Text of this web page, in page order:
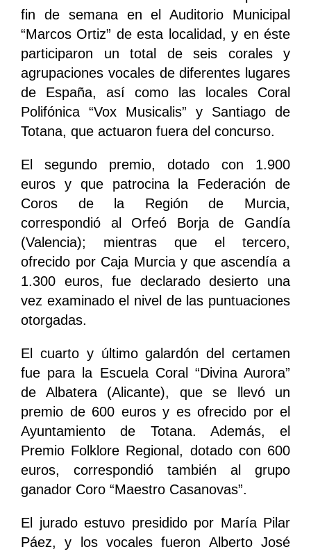
fin de semana en el Auditorio Municipal
“Marcos Ortiz” de esta localidad, y en éste
participaron un total de seis corales y
agrupaciones vocales de diferentes lugares
de España, así como las locales Coral
Polifónica “Vox Musicalis” y Santiago de
Totana, que actuaron fuera del concurso.
El segundo premio, dotado con 1.900
euros y que patrocina la Federación de
Coros de la Región de Murcia,
correspondió al Orfeó Borja de Gandía
(Valencia); mientras que el tercero,
ofrecido por Caja Murcia y que ascendía a
1.300 euros, fue declarado desierto una
vez examinado el nivel de las puntuaciones
otorgadas.
El cuarto y último galardón del certamen
fue para la Escuela Coral “Divina Aurora”
de Albatera (Alicante), que se llevó un
premio de 600 euros y es ofrecido por el
Ayuntamiento de Totana. Además, el
Premio Folklore Regional, dotado con 600
euros, correspondió también al grupo
ganador Coro “Maestro Casanovas”.
El jurado estuvo presidido por María Pilar
Páez, y los vocales fueron Alberto José